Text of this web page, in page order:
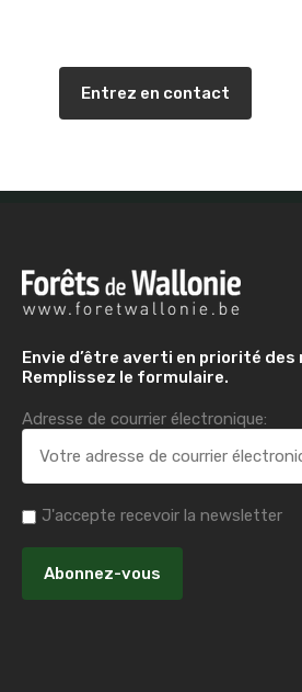
Entrez en contact
Envie d’être averti en priorité
Remplissez le formulaire.
Adresse de courrier électronique:
J'accepte recevoir la newsletter